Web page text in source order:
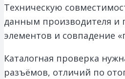
Техническую
данным производителя и
элементов и совпадение
Каталогная проверка
разъёмов, отличий по